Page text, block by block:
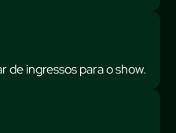
de ingressos para o show.